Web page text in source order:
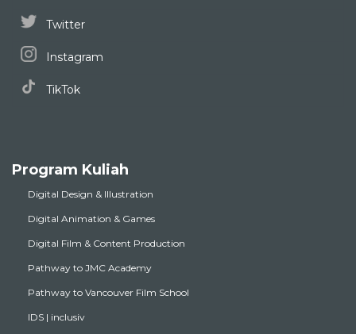
Twitter
Instagram
TikTok
Program Kuliah
Digital Design & Illustration
Digital Animation & Games
Digital Film & Content Production
Pathway to JMC Academy
Pathway to Vancouver Film School
IDS | inclusiv